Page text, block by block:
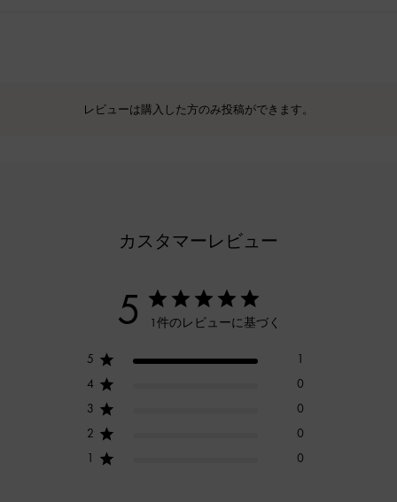
レビューは購入した方のみ投稿ができます。
カスタマーレビュー
5 1件のレビューに基づく
5
1
4
0
3
0
2
0
1
0